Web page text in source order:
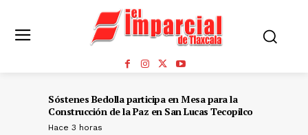
Sóstenes Bedolla participa en Mesa para la
Construcción de la Paz en San Lucas Tecopilco
Hace 3 horas